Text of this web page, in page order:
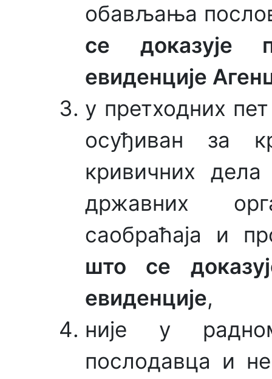
обављања
се доказује
евиденције
у претходних
осуђиван за
кривичних
државних
саобраћаја и
што се
евиденције,
није у
послодавца и